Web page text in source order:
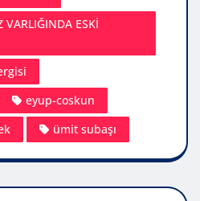
VARLIĞINDA ESKİ
eyup-coskun
ümit subaşı